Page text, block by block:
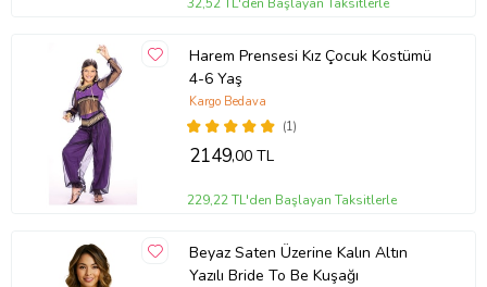
32,52 TL'den Başlayan Taksitlerle
Harem Prensesi Kız Çocuk Kostümü
4-6 Yaş
(1)
Kargo Bedava
2149,00 TL
229,22 TL'den Başlayan Taksitlerle
Beyaz Saten Üzerine Kalın Altın
Yazılı Bride To Be Kuşağı